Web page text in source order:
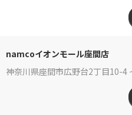
namcoイオンモール座間店
神奈川県座間市広野台2丁目10-4